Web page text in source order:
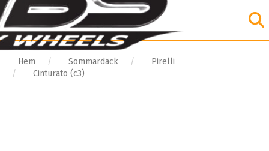
Hem Sommardäck
Pirelli
Cinturato (c3)